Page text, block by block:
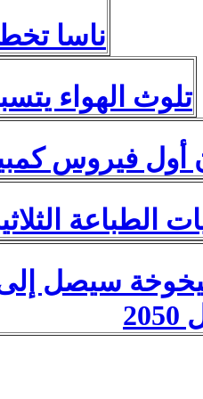
ناسا
تلوث الهواء
أول فيروس